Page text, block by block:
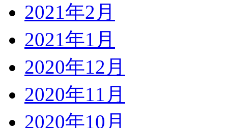
2021年2月
2021年1月
2020年12月
2020年11月
2020年10月